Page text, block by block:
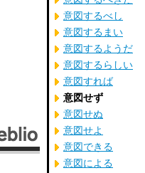
意図するべし
意図するまい
意図するようだ
意図するらしい
意図すれば
意図せず
意図せぬ
意図せよ
意図できる
意図による